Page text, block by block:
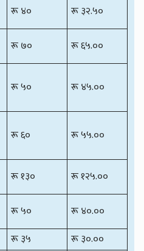
रू ४०
रू ३२.५०
रू ७०
रू ६५.००
रू ५० रू ४५.००
रू ६० रू ५५.००
रू १३०
रू १२५.००
रू ५०
रू ४०.००
रू ३५
रू ३०.००